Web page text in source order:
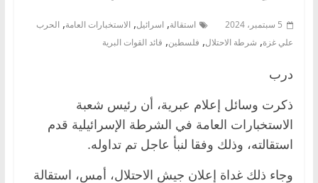
5 سبتمبر، 2024 استقالة, اسرائيل, الاستخبارات العامة, الحرب
علي غزة, شرطة الاحتلال, فلسطين, قائد القوات البرية
درب
ذكرت وسائل إعلام عبرية، أن رئيس شعبة
الاستخبارات العامة في الشرطة الإسرائيلية قدم
استقالته، وذلك وفقا لنبأ عاجل تم تداوله.
وجاء ذلك غداة إعلان جيش الاحتلال، أمس، استقالة